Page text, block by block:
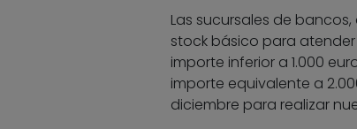
Las sucursales de
stock básico para
importe inferior a 1.000
importe equivalente a
diciembre para realizar